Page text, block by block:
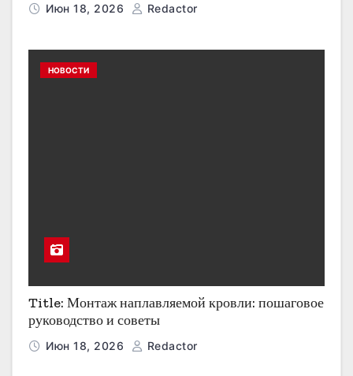
Июн 18, 2026 Redactor
НОВОСТИ
Title: Монтаж наплавляемой кровли: пошаговое
руководство и советы
Июн 18, 2026 Redactor